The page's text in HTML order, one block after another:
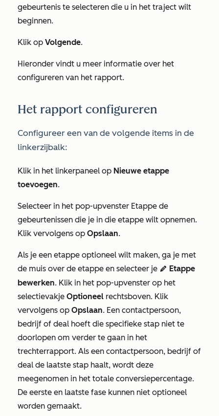
gebeurtenis te selecteren die u in het traject wilt
beginnen.
Klik op Volgende.
Hieronder vindt u meer informatie over het
configureren van het rapport.
Het rapport configureren
Configureer een van de volgende items in de
linkerzijbalk:
Klik in het linkerpaneel op Nieuwe etappe
toevoegen.
Selecteer in het pop-upvenster Etappe de
gebeurtenissen die je in die etappe wilt opnemen.
Klik vervolgens op Opslaan.
Als je een etappe optioneel wilt maken, ga je met
de muis over de etappe en selecteer je edit Etappe
bewerken. Klik in het pop-upvenster op het
selectievakje Optioneel rechtsboven. Klik
vervolgens op Opslaan. Een contactpersoon,
bedrijf of deal hoeft die specifieke stap niet te
doorlopen om verder te gaan in het
trechterrapport. Als een contactpersoon, bedrijf of
deal de laatste stap haalt, wordt deze
meegenomen in het totale conversiepercentage.
De eerste en laatste fase kunnen niet optioneel
worden gemaakt.